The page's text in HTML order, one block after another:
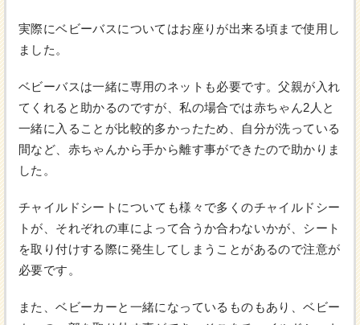
実際にベビーバスについてはお座りが出来る頃まで使用し
ました。
ベビーバスは一緒に専用のネットも必要です。父親が入れ
てくれると助かるのですが、私の場合では赤ちゃん2人と
一緒に入ることが比較的多かったため、自分が洗っている
間など、赤ちゃんから手から離す事ができたので助かりま
した。
チャイルドシートについても様々で多くのチャイルドシー
トが、それぞれの車によって合うか合わないかが、シート
を取り付けする際に発生してしまうことがあるので注意が
必要です。
また、ベビーカーと一緒になっているものもあり、ベビー